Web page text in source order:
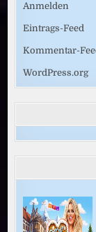
Anmelden
Eintrags-Feed
Kommentar-
WordPress.org